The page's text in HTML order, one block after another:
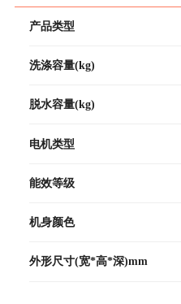
产品类型
洗涤容量(kg)
脱水容量(kg)
电机类型
能效等级
机身颜色
外形尺寸(宽*高*深)mm